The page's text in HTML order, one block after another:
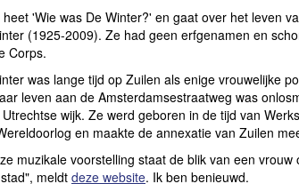
'Wie was De Winter?' en gaat over het leven
(1925-2009). Ze had geen erfgenamen en
Corps.
was lange tijd op Zuilen als enige vrouwelijke
leven aan de Amsterdamsestraatweg was
wijk. Ze werd geboren in de tijd van
en maakte de annexatie van Zuilen
muzikale voorstelling staat de blik van een
meldt deze website. Ik ben benieuwd.